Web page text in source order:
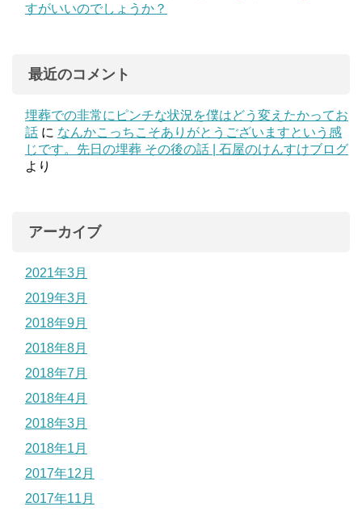
すがいいのでしょうか？
最近のコメント
埋葬での非常にピンチな状況を僕はどう変えたかってお
話 に なんかこっちこそありがとうございますという感
じです。先日の埋葬 その後の話 | 石屋のけんすけブログ
より
アーカイブ
2021年3月
2019年3月
2018年9月
2018年8月
2018年7月
2018年4月
2018年3月
2018年1月
2017年12月
2017年11月